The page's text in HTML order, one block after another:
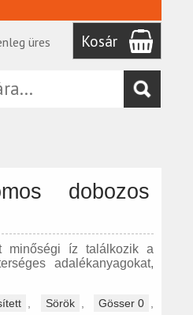
üres
Kosár
dobozos
minőségi íz találkozik a
adalékanyagokat,
Sörök Gösser 0